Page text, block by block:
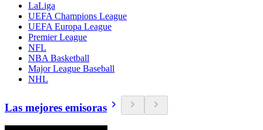
LaLiga
UEFA Champions League
UEFA Europa League
Premier League
NFL
NBA Basketball
Major League Baseball
NHL
Las mejores emisoras